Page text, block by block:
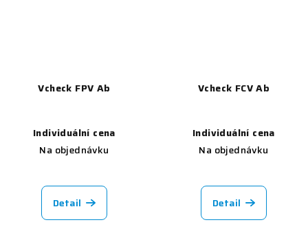
Vcheck FPV Ab
Individuální cena
Na objednávku
Detail
Vcheck FCV Ab
Individuální cena
Na objednávku
Detail